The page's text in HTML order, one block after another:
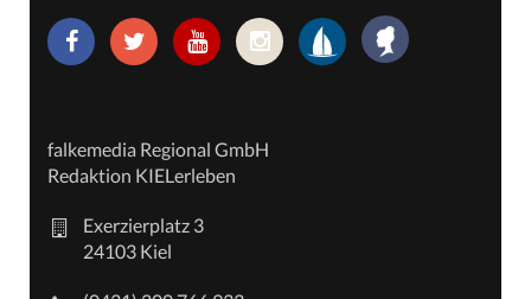
falkemedia Regional GmbH
Redaktion KIELerleben
Exerzierplatz 3
24103 Kiel